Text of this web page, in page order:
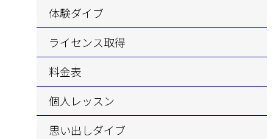
体験ダイブ
ライセンス取得
料金表
個人レッスン
思い出しダイブ